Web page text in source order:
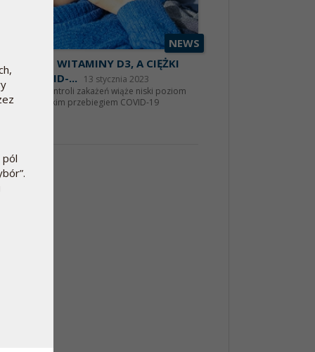
NEWS
POZIOM WITAMINY D3, A CIĘŻKI
COVID-...
13 stycznia 2023
agencja kontroli zakażeń wiąże niski poziom
D3 z ciężkim przebiegiem COVID-19
pól